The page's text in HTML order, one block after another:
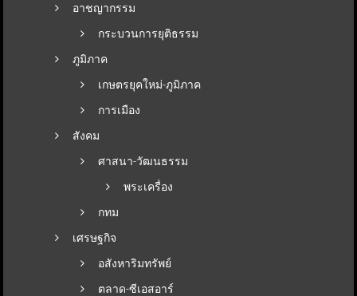
อาชญากรรม
กระบวนการยุติธรรม
ภูมิภาค
เกษตรยุคใหม่-ภูมิภาค
การเมือง
สังคม
ศาสนา-วัฒนธรรม
พระเครื่อง
กทม
เศรษฐกิจ
อสังหาริมทรัพย์
ตลาด-ซีเอสอาร์